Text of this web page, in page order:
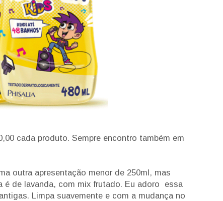
cada produto. Sempre encontro também em
outra apresentação menor de 250ml, mas
é de lavanda, com mix frutado. Eu adoro essa
Limpa suavemente e com a mudança no